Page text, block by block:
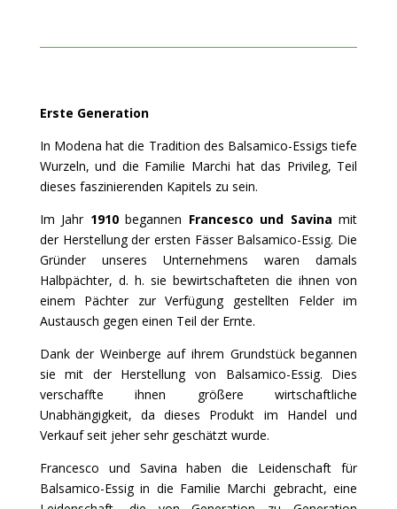
Erste Generation
In Modena hat die Tradition des Balsamico-Essigs tiefe
Wurzeln, und die Familie Marchi hat das Privileg, Teil
dieses faszinierenden Kapitels zu sein.
Im Jahr 1910begannen Francesco und Savina mit
der Herstellung der ersten Fässer Balsamico-Essig. Die
Gründer unseres Unternehmens waren damals
Halbpächter, d. h. sie bewirtschafteten die ihnen von
einem Pächter zur Verfügung gestellten Felder im
Austausch gegen einen Teil der Ernte.
Dank der Weinberge auf ihrem Grundstück begannen
sie mit der Herstellung von Balsamico-Essig. Dies
verschaffte ihnen größere wirtschaftliche
Unabhängigkeit, da dieses Produkt im Handel und
Verkauf seit jeher sehr geschätzt wurde.
Francesco und Savina haben die Leidenschaft für
Balsamico-Essig in die Familie Marchi gebracht, eine